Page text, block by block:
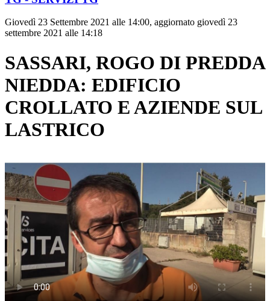
Giovedì 23 Settembre 2021 alle 14:00, aggiornato giovedì 23
settembre 2021 alle 14:18
SASSARI, ROGO DI PREDDA
NIEDDA: EDIFICIO
CROLLATO E AZIENDE SUL
LASTRICO